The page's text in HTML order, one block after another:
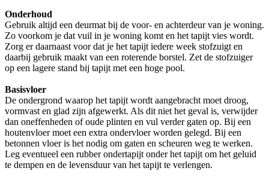
Onderhoud
Gebruik altijd een deurmat bij de voor- en achterdeur van je woning.
Zo voorkom je dat vuil in je woning komt en het tapijt vies wordt.
Zorg er daarnaast voor dat je het tapijt iedere week stofzuigt en
daarbij gebruik maakt van een roterende borstel. Zet de stofzuiger
op een lagere stand bij tapijt met een hoge pool.
Basisvloer
De ondergrond waarop het tapijt wordt aangebracht moet droog,
vormvast en glad zijn afgewerkt. Als dit niet het geval is, verwijder
dan oneffenheden of oude plinten en vul verder gaten op. Bij een
houtenvloer moet een extra ondervloer worden gelegd. Bij een
betonnen vloer is het nodig om gaten en scheuren weg te werken.
Leg eventueel een rubber ondertapijt onder het tapijt om het geluid
te dempen en de levensduur van het tapijt te verlengen.